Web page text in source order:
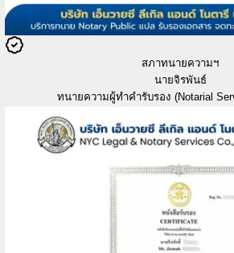
สภาทนายความฯ
นายจิรพันธ์
ทนายความผู้ทำคำรับรอง (Notarial